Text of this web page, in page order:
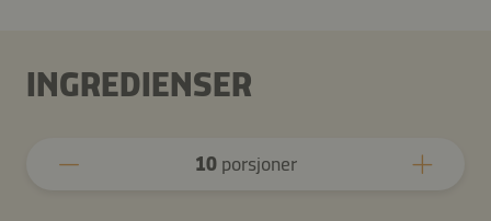
INGREDIENSER
10porsjoner